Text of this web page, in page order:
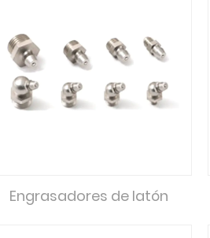
Engrasadores de latón